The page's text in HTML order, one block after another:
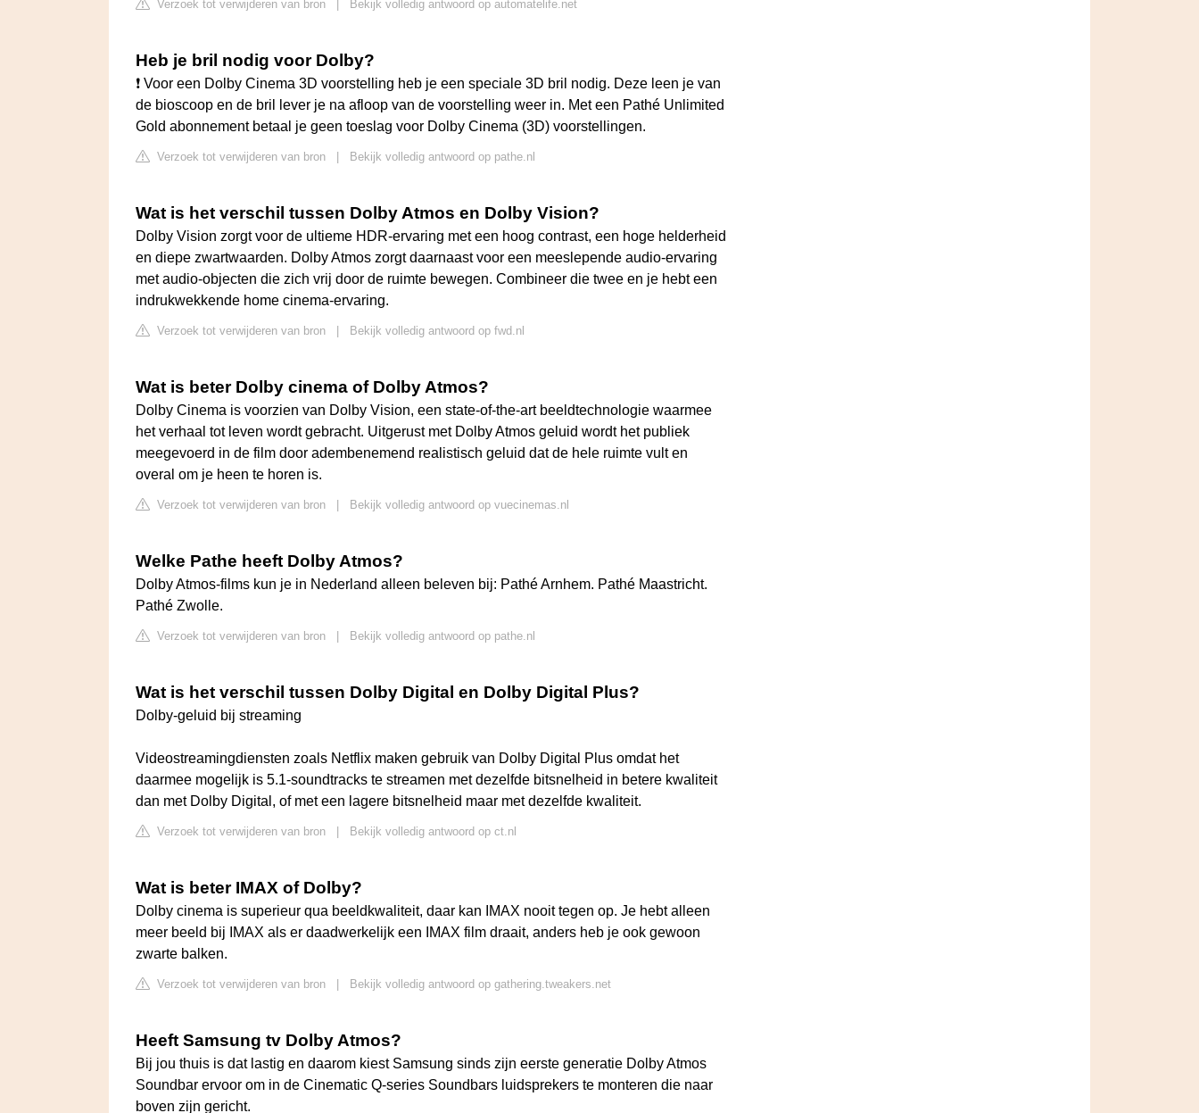
Verzoek tot verwijderen van bron Bekijk volledig antwoord op automatelife.net
Heb je bril nodig voor Dolby?
❗ Voor een Dolby Cinema 3D voorstelling heb je een speciale 3D bril nodig. Deze leen je van
de bioscoop en de bril lever je na afloop van de voorstelling weer in. Met een Pathé Unlimited
Gold abonnement betaal je geen toeslag voor Dolby Cinema (3D) voorstellingen.
Verzoek tot verwijderen van bron Bekijk volledig antwoord op pathe.nl
Wat is het verschil tussen Dolby Atmos en Dolby Vision?
Dolby Vision zorgt voor de ultieme HDR-ervaring met een hoog contrast, een hoge helderheid
en diepe zwartwaarden. Dolby Atmos zorgt daarnaast voor een meeslepende audio-ervaring
met audio-objecten die zich vrij door de ruimte bewegen. Combineer die twee en je hebt een
indrukwekkende home cinema-ervaring.
Verzoek tot verwijderen van bron Bekijk volledig antwoord op fwd.nl
Wat is beter Dolby cinema of Dolby Atmos?
Dolby Cinema is voorzien van Dolby Vision, een state-of-the-art beeldtechnologie waarmee
het verhaal tot leven wordt gebracht. Uitgerust met Dolby Atmos geluid wordt het publiek
meegevoerd in de film door adembenemend realistisch geluid dat de hele ruimte vult en
overal om je heen te horen is.
Verzoek tot verwijderen van bron Bekijk volledig antwoord op vuecinemas.nl
Welke Pathe heeft Dolby Atmos?
Dolby Atmos-films kun je in Nederland alleen beleven bij: Pathé Arnhem. Pathé Maastricht.
Pathé Zwolle.
Verzoek tot verwijderen van bron Bekijk volledig antwoord op pathe.nl
Wat is het verschil tussen Dolby Digital en Dolby Digital Plus?
Dolby-geluid bij streaming
Videostreamingdiensten zoals Netflix maken gebruik van Dolby Digital Plus omdat het
daarmee mogelijk is 5.1-soundtracks te streamen met dezelfde bitsnelheid in betere kwaliteit
dan met Dolby Digital, of met een lagere bitsnelheid maar met dezelfde kwaliteit.
Verzoek tot verwijderen van bron Bekijk volledig antwoord op ct.nl
Wat is beter IMAX of Dolby?
Dolby cinema is superieur qua beeldkwaliteit, daar kan IMAX nooit tegen op. Je hebt alleen
meer beeld bij IMAX als er daadwerkelijk een IMAX film draait, anders heb je ook gewoon
zwarte balken.
Verzoek tot verwijderen van bron Bekijk volledig antwoord op gathering.tweakers.net
Heeft Samsung tv Dolby Atmos?
Bij jou thuis is dat lastig en daarom kiest Samsung sinds zijn eerste generatie Dolby Atmos
Soundbar ervoor om in de Cinematic Q-series Soundbars luidsprekers te monteren die naar
boven zijn gericht.